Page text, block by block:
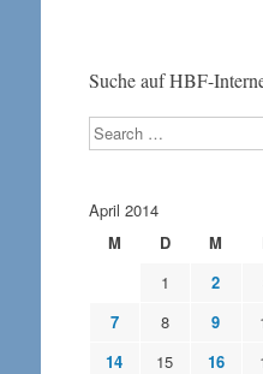
Suche auf HBF-
Search
April 2014
M
D M
1
2
7
8 9
14
15 16